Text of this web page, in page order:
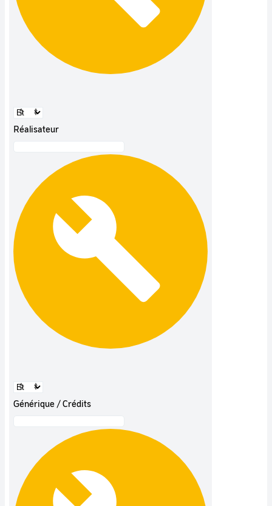
Réalisateur
Générique / Crédits